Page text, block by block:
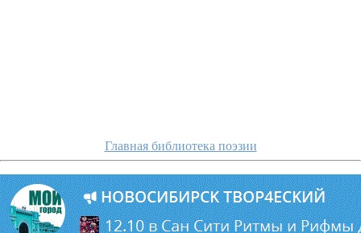
Главная библиотека поэзии